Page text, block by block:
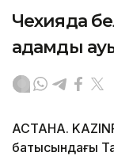
Чехияда
адамды
АСТАНА.
батысындағы